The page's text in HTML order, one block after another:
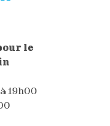
le
19h00